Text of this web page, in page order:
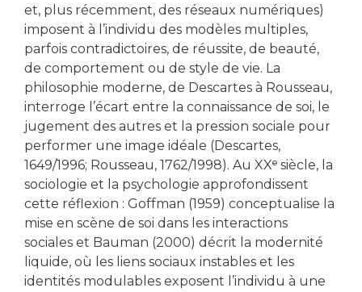
et, plus récemment, des réseaux numériques)
imposent à l’individu des modèles multiples,
parfois contradictoires, de réussite, de beauté,
de comportement ou de style de vie. La
philosophie moderne, de Descartes à Rousseau,
interroge l’écart entre la connaissance de soi, le
jugement des autres et la pression sociale pour
performer une image idéale (Descartes,
1649/1996; Rousseau, 1762/1998). Au XXᵉ siècle, la
sociologie et la psychologie approfondissent
cette réflexion : Goffman (1959) conceptualise la
mise en scène de soi dans les interactions
sociales et Bauman (2000) décrit la modernité
liquide, où les liens sociaux instables et les
identités modulables exposent l’individu à une